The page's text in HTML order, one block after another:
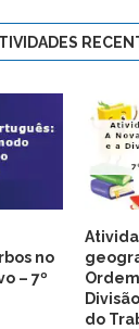
no
– 7º
do